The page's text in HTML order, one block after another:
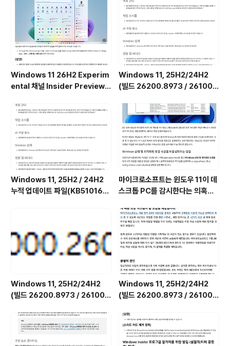
Windows 11 26H2 Experim
ental 채널 Insider Preview
업데이트(KB5101682) 통합 []
Windows 11, 25H2/24H2
(빌드 26200.8973 / 26100.
버전 [한글/영문판]
Windows 11, 25H2 / 24H2
누적 업데이트 파일(KB510168
업데이트)
마이크로소프트는 윈도우 11이 데
스크톱 PC를 감시한다는 의혹을
하는 일을 공개했습니다. (Wind
ows 11 상태 및 최적화된 환경 서
비스를 비활성화하는 방법)
Windows 11, 25H2/24H2
(빌드 26200.8973 / 26100.
합판 6in1 [한글/영문판]
Windows 11, 25H2/24H2
(빌드 26200.8973 / 26100.
판 [한글/영문판]